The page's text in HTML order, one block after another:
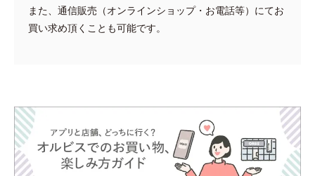
また、通信販売（オンラインショップ・お電話等）にてお
買い求め頂くことも可能です。